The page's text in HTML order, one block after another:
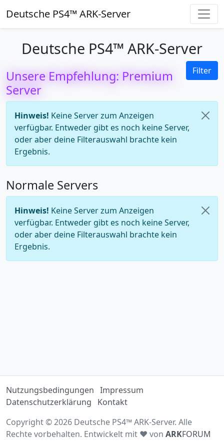
Deutsche PS4™ ARK-Server
Deutsche PS4™ ARK-Server
Filter
Unsere Empfehlung: Premium
Server
Hinweis! Keine Server zum Anzeigen
verfügbar. Entweder gibt es noch keine Server,
oder aber deine Filterauswahl brachte kein
Ergebnis.
Normale Servers
Hinweis! Keine Server zum Anzeigen
verfügbar. Entweder gibt es noch keine Server,
oder aber deine Filterauswahl brachte kein
Ergebnis.
Nutzungsbedingungen Impressum
Datenschutzerklärung
Kontakt
Copyright © 2026 Deutsche PS4™ ARK-Server. Alle
Rechte vorbehalten. Entwickelt mit ♥ von ARKFORUM